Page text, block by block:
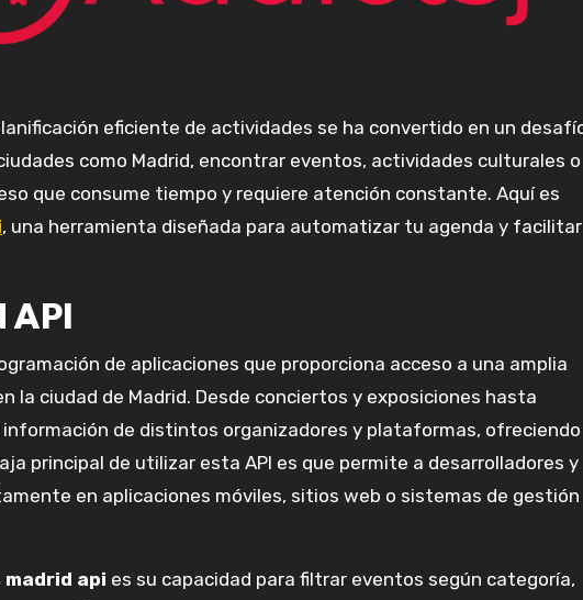
como Madrid, encontrar eventos, actividades culturales o
que consume tiempo y requiere atención constante. Aquí es
, una herramienta diseñada para automatizar tu agenda y facilitar
API
de aplicaciones que proporciona acceso a una amplia
la ciudad de Madrid. Desde conciertos y exposiciones hasta
de distintos organizadores y plataformas, ofreciendo
principal de utilizar esta API es que permite a desarrolladores y
en aplicaciones móviles, sitios web o sistemas de gestión
api es su capacidad para filtrar eventos según categoría,